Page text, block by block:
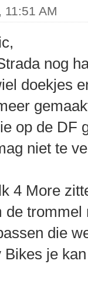
11:51 AM
nog
doekjes
op de DF
niet te
4 More
de trommel
die
Bikes je